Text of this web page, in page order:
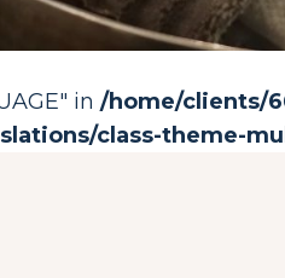
in /home/clients/
class-theme-